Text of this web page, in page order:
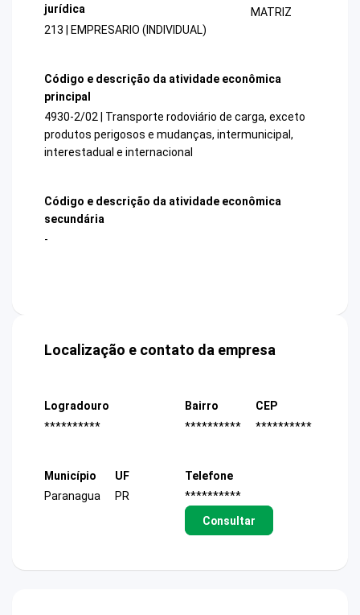
jurídica
213 | EMPRESARIO (INDIVIDUAL)
MATRIZ
Código e descrição da atividade econômica
principal
4930-2/02 | Transporte rodoviário de carga, exceto
produtos perigosos e mudanças, intermunicipal,
interestadual e internacional
Código e descrição da atividade econômica
secundária
-
Localização e contato da empresa
Logradouro
**********
Bairro
**********
CEP
**********
Município
Paranagua
UF
PR
Telefone
**********
Consultar